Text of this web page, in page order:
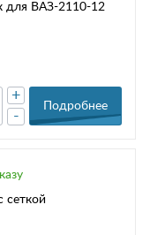
для ВАЗ-2110-12
-
+
Подробнее